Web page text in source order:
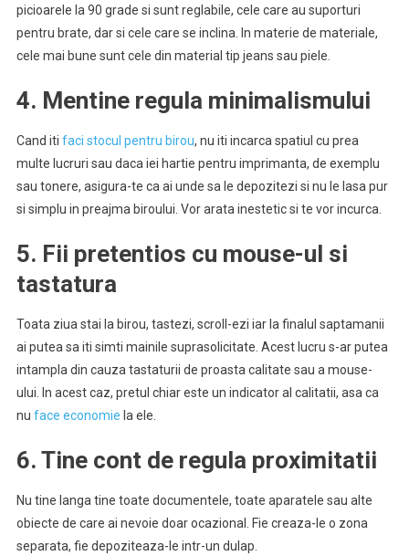
picioarele la 90 grade si sunt reglabile, cele care au suporturi
pentru brate, dar si cele care se inclina. In materie de materiale,
cele mai bune sunt cele din material tip jeans sau piele.
4. Mentine regula minimalismului
Cand iti faci stocul pentru birou, nu iti incarca spatiul cu prea
multe lucruri sau daca iei hartie pentru imprimanta, de exemplu
sau tonere, asigura-te ca ai unde sa le depozitezi si nu le lasa pur
si simplu in preajma biroului. Vor arata inestetic si te vor incurca.
5. Fii pretentios cu mouse-ul si
tastatura
Toata ziua stai la birou, tastezi, scroll-ezi iar la finalul saptamanii
ai putea sa iti simti mainile suprasolicitate. Acest lucru s-ar putea
intampla din cauza tastaturii de proasta calitate sau a mouse-
ului. In acest caz, pretul chiar este un indicator al calitatii, asa ca
nu face economie la ele.
6. Tine cont de regula proximitatii
Nu tine langa tine toate documentele, toate aparatele sau alte
obiecte de care ai nevoie doar ocazional. Fie creaza-le o zona
separata, fie depoziteaza-le intr-un dulap.